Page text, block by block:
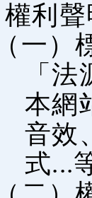
利聲
（一）
「
本網
音效
式...